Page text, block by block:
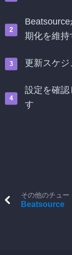
期化を維持
更新スケ
設定を確認
す
その他のチュー
Beatsource